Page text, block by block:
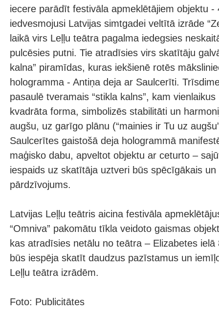
iecere parādīt festivāla apmeklētājiem objektu -
iedvesmojusi Latvijas simtgadei veltītā izrāde
laikā virs Leļļu teātra pagalma iedegsies
pulcēsies putni. Tie atradīsies virs skatītāju
kalna” piramīdas, kuras iekšienē rotēs
hologramma - Antiņa deja ar Saulcerīti.
pasaulē tveramais “stikla kalns”, kam
kvadrāta forma, simbolizēs stabilitāti un
augšu, uz garīgo plānu (“mainies ir Tu uz
Saulcerītes gaistošā deja hologrammā
maģisko dabu, apveltot objektu ar ceturto –
iespaids uz skatītāja uztveri būs spēcīgākais
pārdzīvojums.
Latvijas Leļļu teātris aicina festivāla
“Omniva” pakomātu tīkla veidoto gaismas
kas atradīsies netālu no teātra – Elizabetes
būs iespēja skatīt daudzus pazīstamus un
Leļļu teātra izrādēm.
Foto: Publicitātes